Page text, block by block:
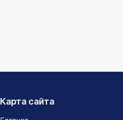
Карта сайта